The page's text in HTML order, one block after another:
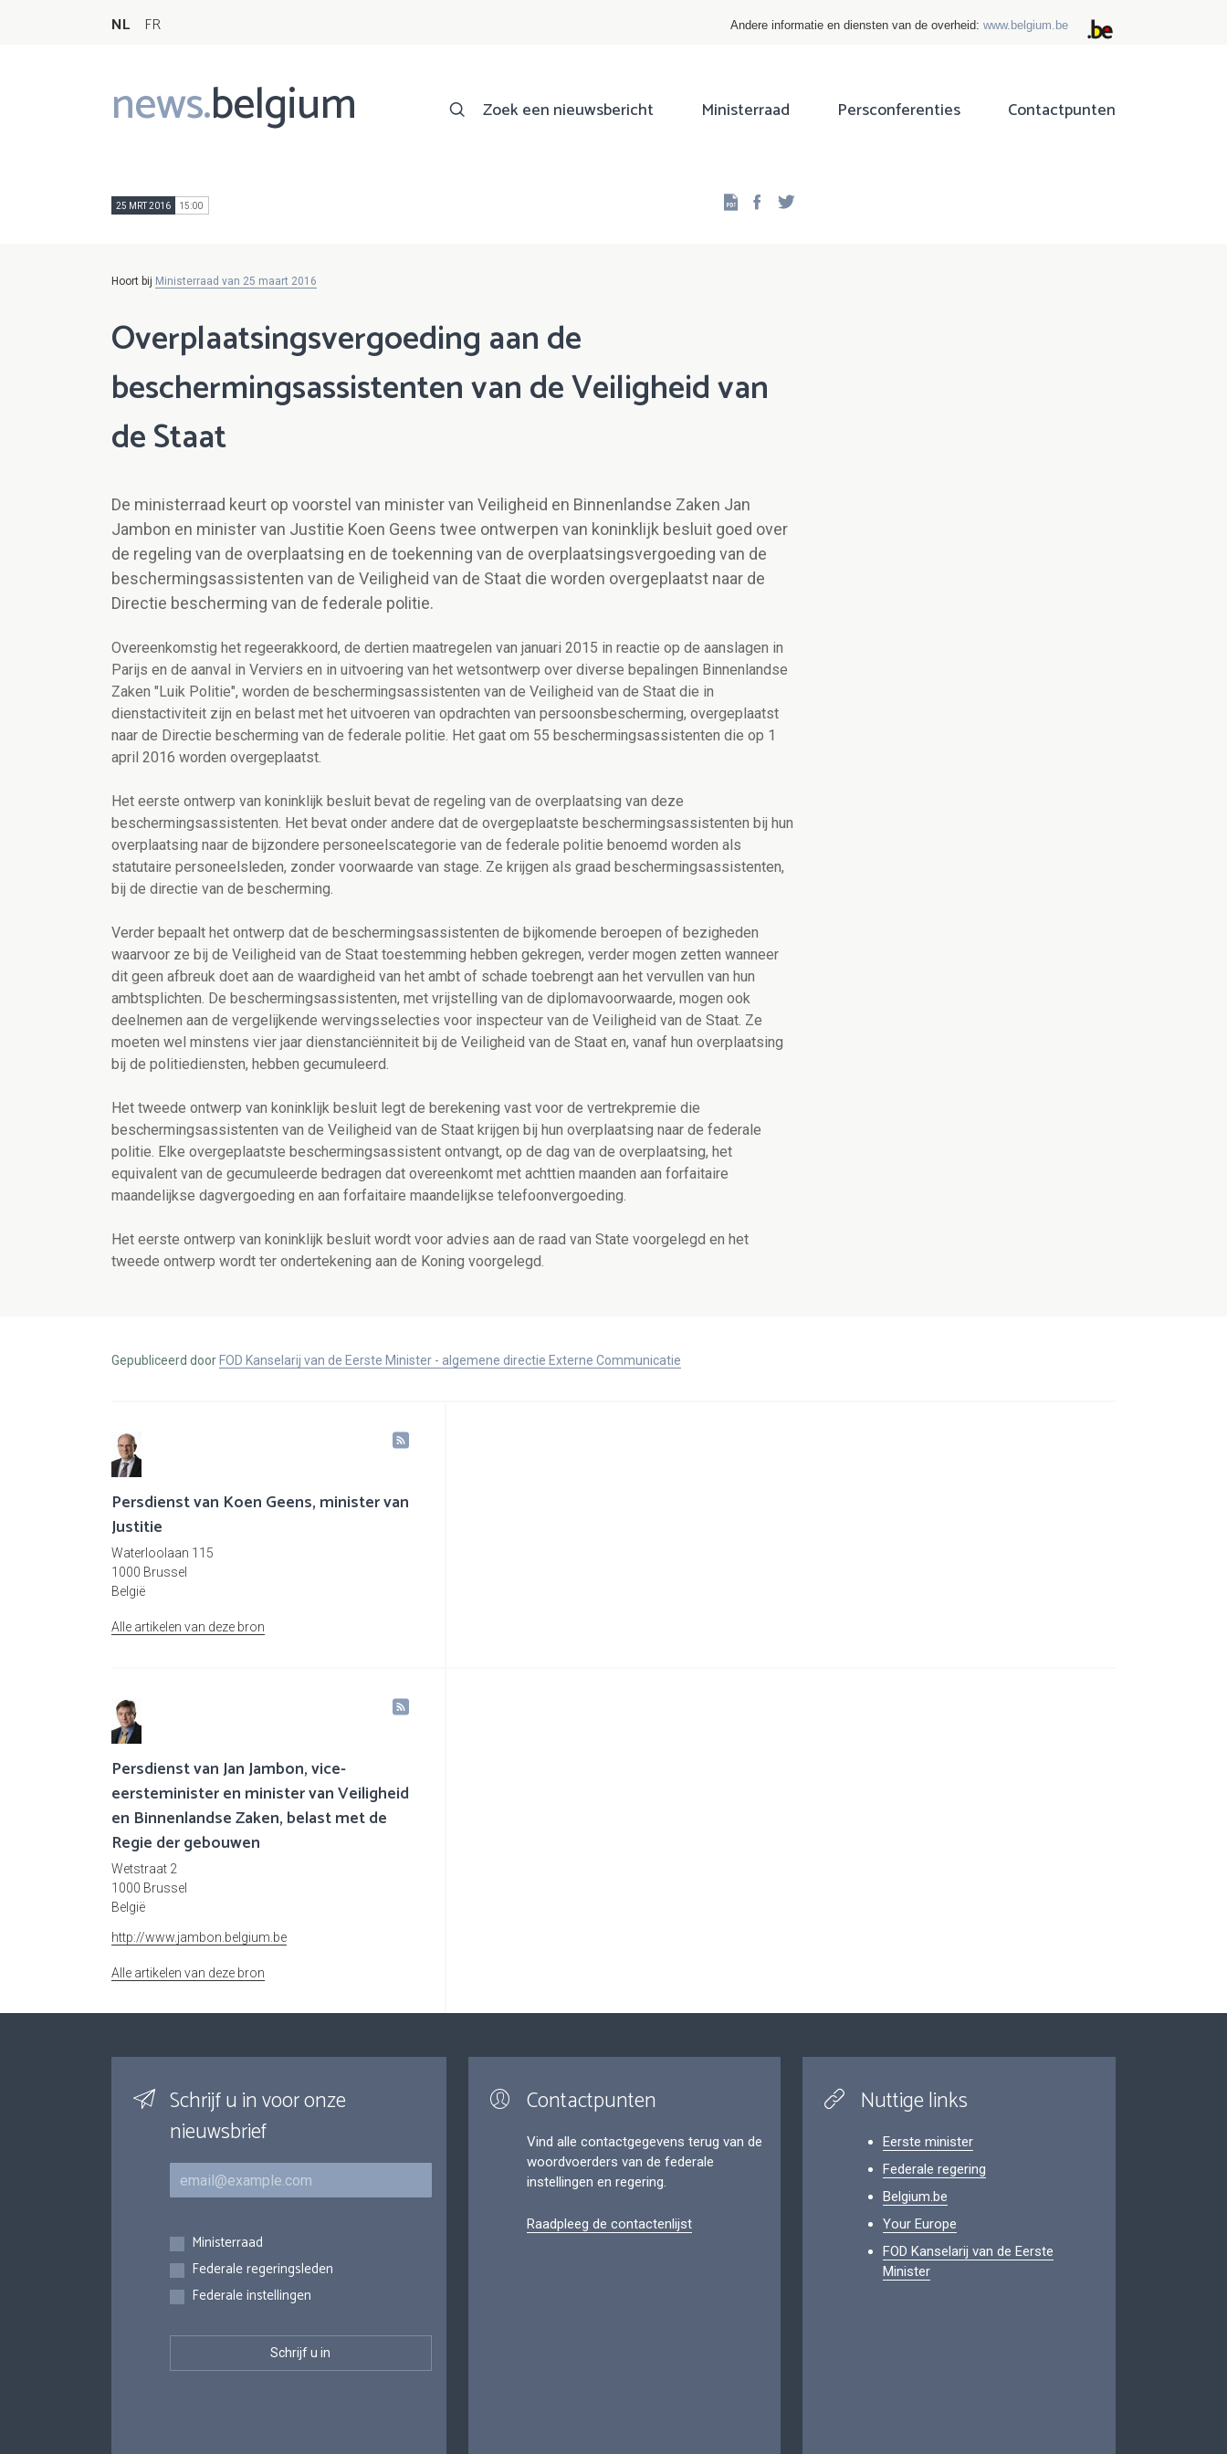
NL FR Andere informatie en diensten van de overheid: www.belgium.be
news.belgium
Main
navigation
Zoek een nieuwsbericht Ministerraad Persconferenties Contactpunten
25 MRT 2016 15:00 Facebook
Hoort bij Ministerraad van 25 maart 2016
Overplaatsingsvergoeding aan de
beschermingsassistenten van de Veiligheid van
de Staat
De ministerraad keurt op voorstel van minister van Veiligheid en Binnenlandse Zaken Jan
Jambon en minister van Justitie Koen Geens twee ontwerpen van koninklijk besluit goed over
de regeling van de overplaatsing en de toekenning van de overplaatsingsvergoeding van de
beschermingsassistenten van de Veiligheid van de Staat die worden overgeplaatst naar de
Directie bescherming van de federale politie.
Overeenkomstig het regeerakkoord, de dertien maatregelen van januari 2015 in reactie op de aanslagen in
Parijs en de aanval in Verviers en in uitvoering van het wetsontwerp over diverse bepalingen Binnenlandse
Zaken "Luik Politie", worden de beschermingsassistenten van de Veiligheid van de Staat die in
dienstactiviteit zijn en belast met het uitvoeren van opdrachten van persoonsbescherming, overgeplaatst
naar de Directie bescherming van de federale politie. Het gaat om 55 beschermingsassistenten die op 1
april 2016 worden overgeplaatst.
Het eerste ontwerp van koninklijk besluit bevat de regeling van de overplaatsing van deze
beschermingsassistenten. Het bevat onder andere dat de overgeplaatste beschermingsassistenten bij hun
overplaatsing naar de bijzondere personeelscategorie van de federale politie benoemd worden als
statutaire personeelsleden, zonder voorwaarde van stage. Ze krijgen als graad beschermingsassistenten,
bij de directie van de bescherming.
Verder bepaalt het ontwerp dat de beschermingsassistenten de bijkomende beroepen of bezigheden
waarvoor ze bij de Veiligheid van de Staat toestemming hebben gekregen, verder mogen zetten wanneer
dit geen afbreuk doet aan de waardigheid van het ambt of schade toebrengt aan het vervullen van hun
ambtsplichten. De beschermingsassistenten, met vrijstelling van de diplomavoorwaarde, mogen ook
deelnemen aan de vergelijkende wervingsselecties voor inspecteur van de Veiligheid van de Staat. Ze
moeten wel minstens vier jaar dienstanciënniteit bij de Veiligheid van de Staat en, vanaf hun overplaatsing
bij de politiediensten, hebben gecumuleerd.
Het tweede ontwerp van koninklijk besluit legt de berekening vast voor de vertrekpremie die
beschermingsassistenten van de Veiligheid van de Staat krijgen bij hun overplaatsing naar de federale
politie. Elke overgeplaatste beschermingsassistent ontvangt, op de dag van de overplaatsing, het
equivalent van de gecumuleerde bedragen dat overeenkomt met achttien maanden aan forfaitaire
maandelijkse dagvergoeding en aan forfaitaire maandelijkse telefoonvergoeding.
Het eerste ontwerp van koninklijk besluit wordt voor advies aan de raad van State voorgelegd en het
tweede ontwerp wordt ter ondertekening aan de Koning voorgelegd.
Gepubliceerd door FOD Kanselarij van de Eerste Minister - algemene directie Externe Communicatie
Persdienst van Koen Geens, minister van
Justitie
Waterloolaan 115
1000 Brussel
België
Alle artikelen van deze bron
Persdienst van Jan Jambon, vice-
eersteminister en minister van Veiligheid
en Binnenlandse Zaken, belast met de
Regie der gebouwen
Wetstraat 2
1000 Brussel
België
http://www.jambon.belgium.be
Alle artikelen van deze bron
Schrijf u in voor onze
nieuwsbrief
E-mail
Inschrijvingen
Ministerraad
Federale regeringsleden
Federale instellingen
Contactpunten
Vind alle contactgegevens terug van de
woordvoerders van de federale
instellingen en regering.
Raadpleeg de contactenlijst
Nuttige links
Eerste minister
Federale regering
Belgium.be
Your Europe
FOD Kanselarij van de Eerste
Minister